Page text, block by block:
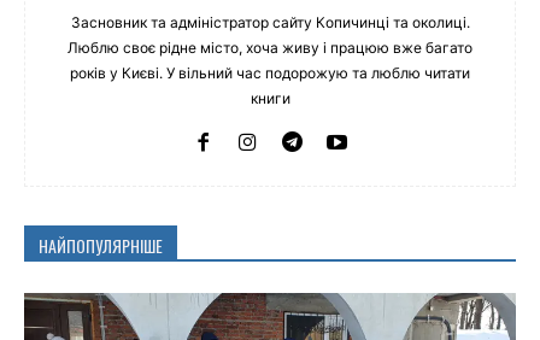
Засновник та адміністратор сайту Копичинці та околиці.
Люблю своє рідне місто, хоча живу і працюю вже багато
років у Києві. У вільний час подорожую та люблю читати
книги
НАЙПОПУЛЯРНІШЕ